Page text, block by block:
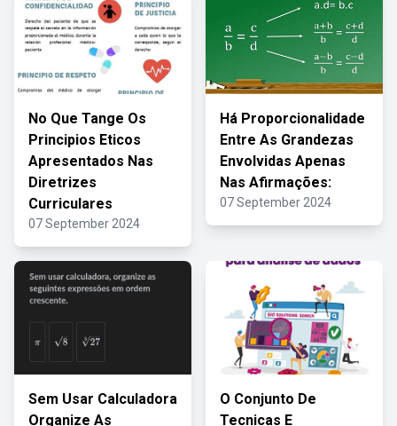
No Que Tange Os
Principios Eticos
Apresentados Nas
Diretrizes
Curriculares
07 September 2024
Há Proporcionalidade
Entre As Grandezas
Envolvidas Apenas
Nas Afirmações:
07 September 2024
Sem Usar Calculadora
Organize As
O Conjunto De
Tecnicas E